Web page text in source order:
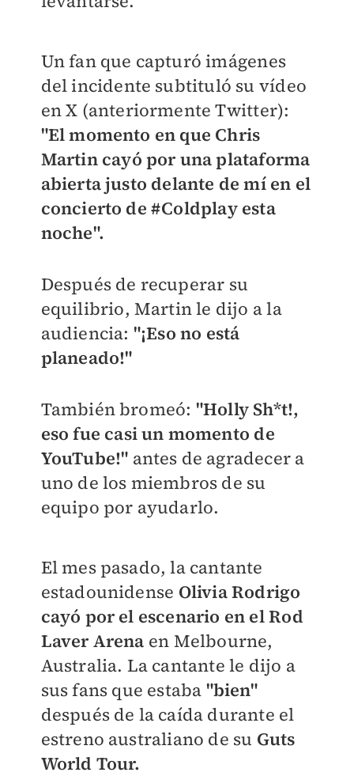
Un fan que capturó imágenes
del incidente subtituló su vídeo
en X (anteriormente Twitter):
"El momento en que Chris
Martin cayó por una plataforma
abierta justo delante de mí en el
concierto de #Coldplay esta
noche".
Después de recuperar su
equilibrio, Martin le dijo a la
audiencia: "¡Eso no está
planeado!"
También bromeó: "Holly Sh*t!,
eso fue casi un momento de
YouTube!" antes de agradecer a
uno de los miembros de su
equipo por ayudarlo.
El mes pasado, la cantante
estadounidense Olivia Rodrigo
cayó por el escenario en el Rod
Laver Arena en Melbourne,
Australia. La cantante le dijo a
susfans que estaba "bien"
después de la caída durante el
estreno australiano de su Guts
World Tour.